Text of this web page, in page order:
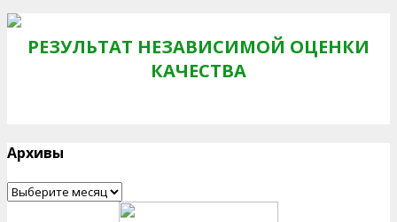
РЕЗУЛЬТАТ НЕЗАВИСИМОЙ ОЦЕНКИ
КАЧЕСТВА
Архивы
Архивы